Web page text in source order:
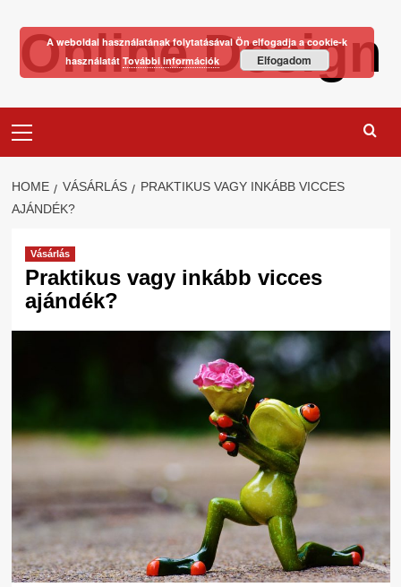
contentOnline Design
Menu
HOME VÁSÁRLÁS
PRAKTIKUS VAGY INKÁBB VICCES
AJÁNDÉK?
Vásárlás
Praktikus vagy inkább vicces
ajándék?
A weboldal használatának folytatásával Ön elfogadja a cookie-k
használatát További információk Elfogadom